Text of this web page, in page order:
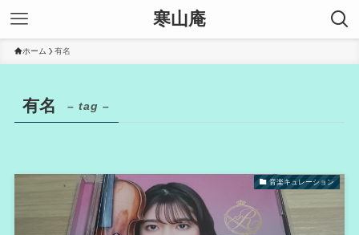
寒山庵
ホーム 有名
有名 – tag –
音楽キュレーション